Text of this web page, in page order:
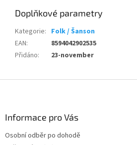
Doplňkové parametry
Kategorie: Folk / Šanson
EAN:
8594042902535
Přidáno: 23-november
Informace pro Vás
Osobní odběr po dohodě